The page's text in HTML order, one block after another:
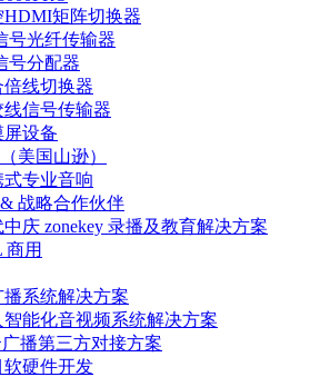
HDMI矩阵切换器
号光纤传输器
号分配器
倍线切换器
线信号传输器
屏设备
美国山逊）
式专业音响
战略合作伙伴
庆 zonekey 录播及教育解决方案
商用
播系统解决方案
智能化音视频系统解决方案
播第三方对接方案
软硬件开发